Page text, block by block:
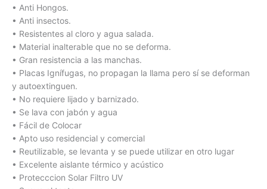
• Anti Hongos.
• Anti insectos.
• Resistentes al cloro y agua salada.
• Material inalterable que no se deforma.
• Gran resistencia a las manchas.
• Placas Ignífugas, no propagan la llama pero sí se deforman
y autoextinguen.
• No requiere lijado y barnizado.
• Se lava con jabón y agua
• Fácil de Colocar
• Apto uso residencial y comercial
• Reutilizable, se levanta y se puede utilizar en otro lugar
• Excelente aislante térmico y acústico
• Protecccion Solar Filtro UV